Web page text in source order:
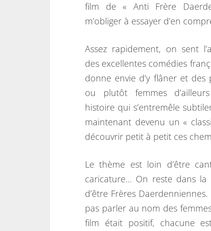
film de « Anti Frère
m’obliger à essayer d’en
Assez rapidement, on sent
des excellentes comédies
donne envie d’y flâner et des
ou plutôt femmes
histoire qui s’entremêle
maintenant devenu un «
découvrir petit à petit ces
Le thème est loin d’être
caricature… On reste dans la
d’être Frères
pas parler au nom des
film était positif, chacune